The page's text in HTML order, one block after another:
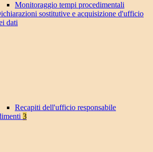
Monitoraggio tempi procedimentali
sostitutive e acquisizione d'ufficio
dati
Recapiti dell'ufficio responsabile
3